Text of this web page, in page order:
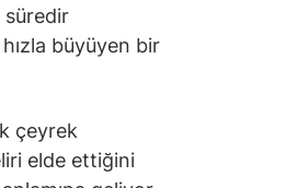
süredir
büyüyen bir
çeyrek
elde ettiğini